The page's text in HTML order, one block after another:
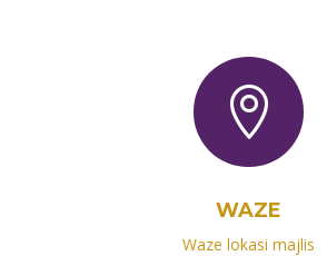

WAZE
Waze lokasi majlis